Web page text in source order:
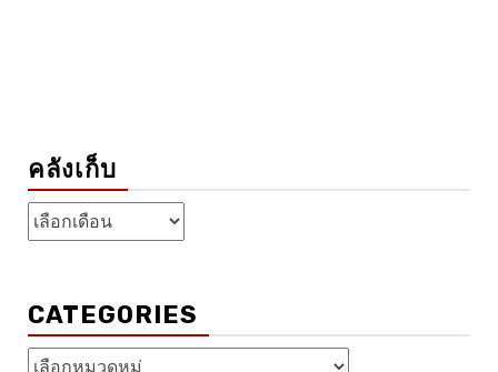
คลังเก็บ
คลัง
เก็บ
CATEGORIES
Categories